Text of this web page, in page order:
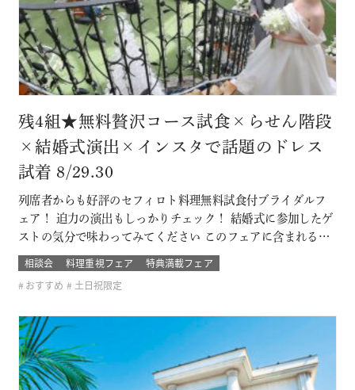
残4組★無料贅沢コース試食×らせん階段
×結婚式演出×インスタで話題のドレス
試着 8/29.30
列席者からも好評のセフィロト料理無料試食付ブライダルフ
ェア！ 迫力の演出もしっかりチェック！ 結婚式に参加したゲ
ストの気分で味わってみてください このフェアに含まれるコ
ンテンツ SPECIAL BENEFITS HPからフェア予約された方限
定のご来館特典 特典内容 セフィロトおススメのウェディング
プレゼント有り！内容は来てのお楽しみ！
相談会 料理重視フェア
特典満載フェア
おすすめ
土日祝限定